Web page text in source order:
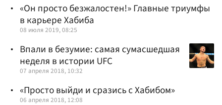
«Он просто безжалостен!» Главные триумфы
в карьере Хабиба
08 июля 2019, 08:25
Впали в безумие: самая сумасшедшая
неделя в истории UFC
07 апреля 2018, 10:32
«Просто выйди и сразись с Хабибом»
06 апреля 2018, 12:08